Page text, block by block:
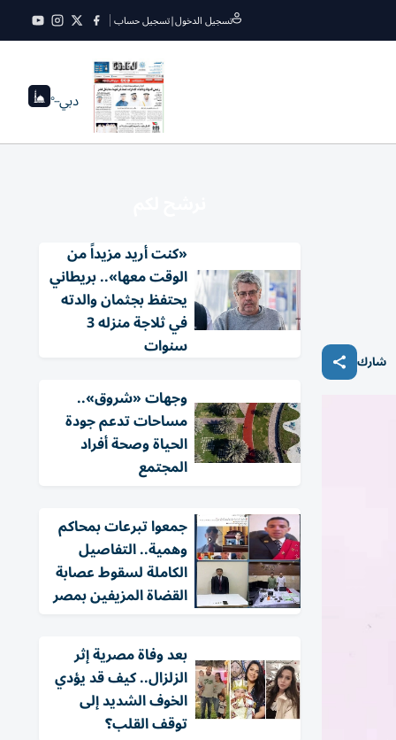
تسجيل الدخول|تسجيل حساب
دبي--°
شارك
«كنت أريد مزيداً من
الوقت معها».. بريطاني
يحتفظ بجثمان والدته
في ثلاجة منزله 3
سنوات
وجهات «شروق»..
مساحات تدعم جودة
الحياة وصحة أفراد
المجتمع
جمعوا تبرعات بمحاكم
وهمية.. التفاصيل
الكاملة لسقوط عصابة
القضاة المزيفين بمصر
بعد وفاة مصرية إثر
الزلزال.. كيف قد يؤدي
الخوف الشديد إلى
توقف القلب؟